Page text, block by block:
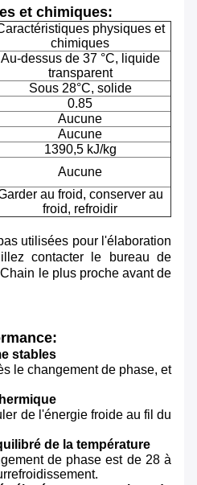
et chimiques:
physiques et
chimiques
Au-dessus de 37 °C, liquide
transparent
Sous 28°C, solide
0.85
Aucune
Aucune
1390,5 kJ/kg
Aucune
au froid, conserver au
froid, refroidir
utilisées pour l'élaboration
contacter le bureau de
le plus proche avant de
stables
le changement de phase, et
de l'énergie froide au fil du
de la température
de phase est de 28 à